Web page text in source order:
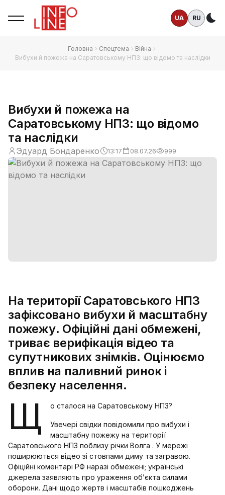
UA RU
Головна Спецтема
Війна
Вибухи й пожежа на Саратовському НПЗ: що відомо та наслідки
Вибухи й пожежа на
Саратовському НПЗ: що відомо
та наслідки
Эдуард Бондаренко 13:17 08.07.26 999
На території Саратовського НПЗ
зафіксовано вибухи й масштабну
пожежу. Офіційні дані обмежені,
триває верифікація відео та
супутникових знімків. Оцінюємо
вплив на паливний ринок і
безпеку населення.
Щ о сталося на Саратовському НПЗ?
Увечері свідки повідомили про вибухи і
масштабну пожежу на території
Саратовського НПЗ поблизу річки Волга . У мережі
поширюються відео зі стовпами диму та загравою.
Офіційні коментарі РФ наразі обмежені; українські
джерела заявляють про ураження об’єкта силами
оборони. Дані щодо жертв і масштабів пошкоджень